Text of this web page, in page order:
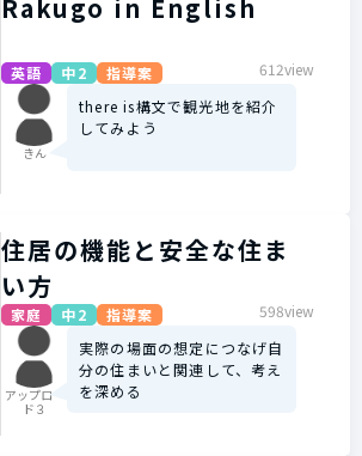
Rakugo in English
英語 中2 指導案 612view
きん
there is構文で観光地を紹介
してみよう
住居の機能と安全な住ま
い方
家庭 中2 指導案 598view
アップロー
ド３
実際の場面の想定につなげ自
分の住まいと関連して、考え
を深める